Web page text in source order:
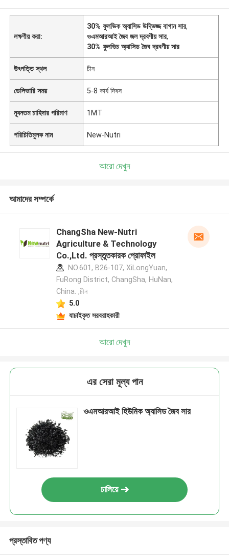
লক্ষণীয় করা:
30% ফুলভিক অ্যাসিড উদ্ভিজ্জ বাগান সার,
ওএমআরআই জৈব জল দ্রবণীয় সার,
30% ফুলভিচ অ্যাসিড জৈব দ্রবণীয় সার
উৎপত্তি স্থল চীন
ডেলিভারি সময় 5-8 কার্য দিবস
ন্যূনতম চাহিদার পরিমাণ 1MT
পরিচিতিমুলক নাম New-Nutri
আরো দেখুন
আমাদের সম্পর্কে
ChangSha New-Nutri
Agriculture & Technology
Co.,Ltd. প্রস্তুতকারক প্রোফাইল
NO.601, B26-107, XiLongYuan,
FuRong District, ChangSha, HuNan,
China. ,চীন
5.0
যাচাইকৃত সরবরাহকারী
আরো দেখুন
এর সেরা মূল্য পান
ওএমআরআই হিউমিক অ্যাসিড জৈব সার
চালিয়ে
প্রস্তাবিত পণ্য